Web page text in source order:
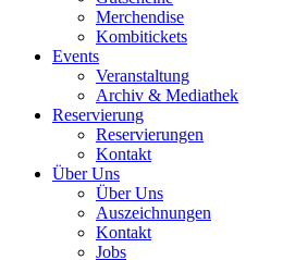
Merchendise
Kombitickets
Events
Veranstaltung
Archiv & Mediathek
Reservierung
Reservierungen
Kontakt
Über Uns
Über Uns
Auszeichnungen
Kontakt
Jobs